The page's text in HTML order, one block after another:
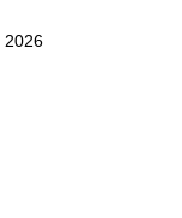
2026